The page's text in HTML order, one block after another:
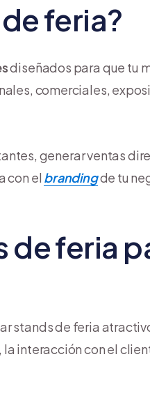
feria?
diseñados para que tu
comerciales,
generar ventas
con el brandingde tu
de feria
stands de feria
interacción con el